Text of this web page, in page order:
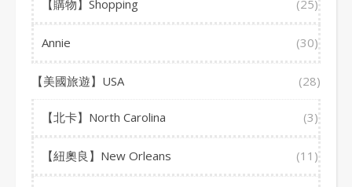
【購物】Shopping (25)
Annie (30)
【美國旅遊】USA (28)
【北卡】North Carolina (3)
【紐奧良】New Orleans (11)